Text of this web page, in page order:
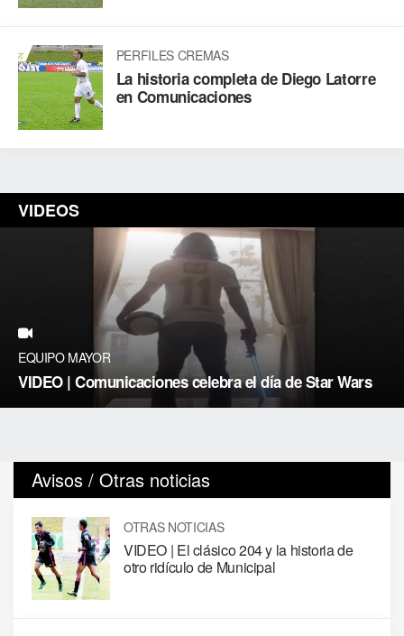
PERFILES CREMAS
La historia completa de Diego Latorre
en Comunicaciones
VIDEOS
EQUIPO MAYOR
VIDEO | Comunicaciones celebra el día de Star Wars
Avisos / Otras noticias
OTRAS NOTICIAS
VIDEO | El clásico 204 y la historia de
otro ridículo de Municipal